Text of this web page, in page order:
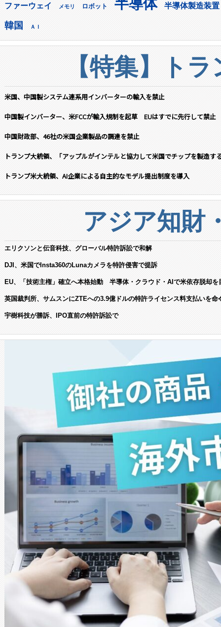
ファーウェイ メモリ ロボット 半導体 半導体製造装置
韓国 ＡＩ
【特集】ト
米国、中国製システム連系用インバーターの輸入を禁止
中国製インバーター、米FCCが輸入規制を起草 EUはすでに先行して禁止
中国財政部、46社の米国企業製品の調達を禁止
トランプ大統領、「アップルがインテルと協力して米国でチップを製造す
トランプ米大統領、AI企業による自主的なモデル提出制度を導入
アジア知財
エリクソンと伝音科技、グローバル特許訴訟で和解
DJI、米国でInsta360のLunaカメラを特許侵害で提訴
EU、「技術主権」確立へ本格始動 半導体・クラウド・AIで米依存脱却を
英国裁判所、サムスンにZTEへの3.9億ドルの特許ライセンス料支払いを命
宇樹科技が勝訴、IPO直前の特許訴訟で